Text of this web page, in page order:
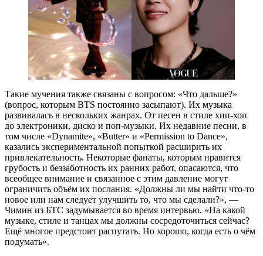
Такие мучения также связаны с вопросом: «Что дальше?»
(вопрос, которым BTS постоянно засыпают). Их музыка
развивалась в нескольких жанрах. От песен в стиле хип-хоп
до электроники, диско и поп-музыки. Их недавние песни, в
том числе «Dynamite», «Butter» и «Permission to Dance»,
казались экспериментальной попыткой расширить их
привлекательность. Некоторые фанаты, которым нравится
грубость и беззаботность их ранних работ, опасаются, что
всеобщее внимание и связанное с этим давление могут
ограничить объём их послания. «Должны ли мы найти что-то
новое или нам следует улучшить то, что мы сделали?», —
Чимин из БТС задумывается во время интервью. «На какой
музыке, стиле и танцах мы должны сосредоточиться сейчас?
Ещё многое предстоит распутать. Но хорошо, когда есть о чём
подумать».